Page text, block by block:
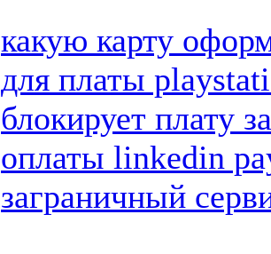
какую карту
для платы
блокирует плату
оплаты linkedin
заграничный